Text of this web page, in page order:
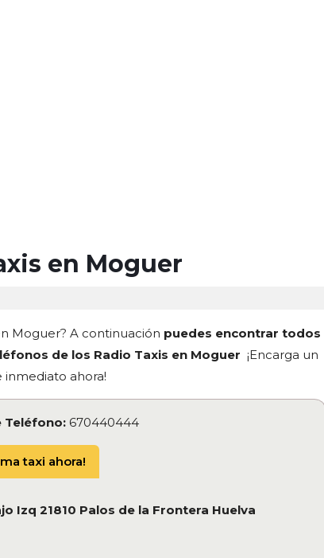
en Moguer
Moguer? A continuación puedes encontrar todos
de los Radio Taxis en Moguer ¡Encarga un
inmediato ahora!
Teléfono: 670440444
taxi ahora!
Izq 21810 Palos de la Frontera Huelva